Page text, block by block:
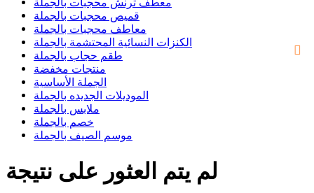
قميص محجبات بالجملة
معاطف محجبات بالجملة
الكنزات النسائية المحتشمة بالجملة
طقم حجاب بالجملة
منتجات مخفضة
الجملة الأساسية
الموديلات الجديده بالجملة
ملابس بالجملة
خصم بالجملة
موسم الصيف بالجملة
لم يتم العثور على نتيجة